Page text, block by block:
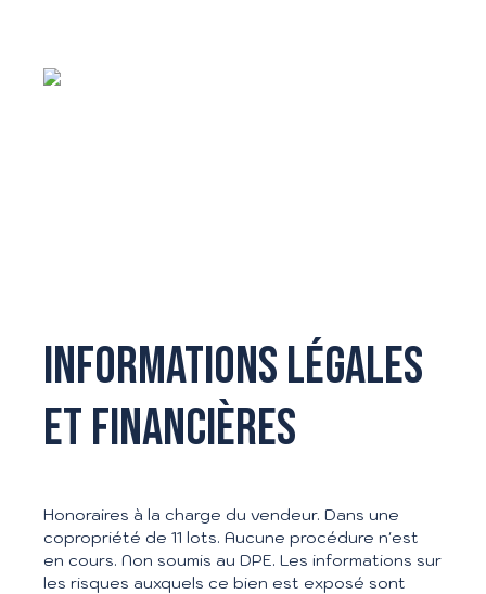
Informations légales
et financières
Honoraires à la charge du vendeur. Dans une
copropriété de 11 lots. Aucune procédure n'est
en cours. Non soumis au DPE. Les informations sur
les risques auxquels ce bien est exposé sont